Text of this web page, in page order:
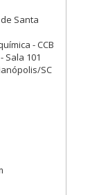
Santa
- CCB
Sala 101
SC